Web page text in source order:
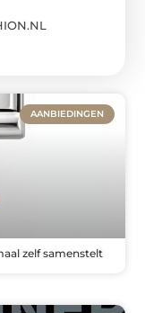
AANBIEDINGEN
zelf samenstelt